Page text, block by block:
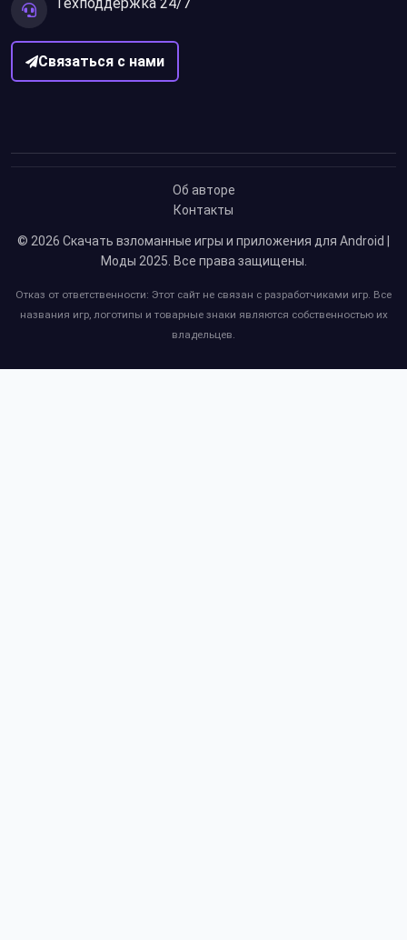
Техподдержка 24/7
Связаться с нами
Об авторе
Контакты
© 2026 Скачать взломанные игры и приложения для Android |
Моды 2025. Все права защищены.
Отказ от ответственности: Этот сайт не связан с разработчиками игр. Все
названия игр, логотипы и товарные знаки являются собственностью их
владельцев.